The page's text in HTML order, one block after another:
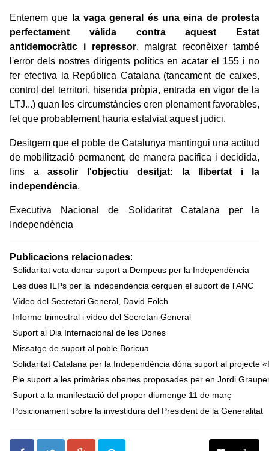
Entenem que
la vaga general és una eina de protesta
perfectament vàlida contra aquest Estat
antidemocràtic i repressor, malgrat reconèixer també
l'error dels nostres dirigents polítics en acatar el 155 i no
fer efectiva la República Catalana (tancament de caixes,
control del territori, hisenda pròpia, entrada en vigor de la
LTJ...) quan les circumstàncies eren plenament favorables,
fet que probablement hauria estalviat aquest judici.
Desitgem que el poble de Catalunya mantingui una actitud
de mobilització permanent, de manera pacífica i decidida,
fins a assolir l'objectiu desitjat: la llibertat i la
independència.
Executiva Nacional de Solidaritat Catalana per la
Independència
Publicacions relacionades:
Solidaritat vota donar suport a Dempeus per la Independència
Les dues ILPs per la independència cerquen el suport de l'ANC
Vídeo del Secretari General, David Folch
Informe trimestral i vídeo del Secretari General
Suport al Dia Internacional de les Dones
Missatge de suport al poble Boricua
Solidaritat Catalana per la Independència dóna suport al projecte
Ple suport a les primàries obertes proposades per en Jordi
Suport a la manifestació del proper diumenge 11 de març
Posicionament sobre la investidura del President de la Generalitat